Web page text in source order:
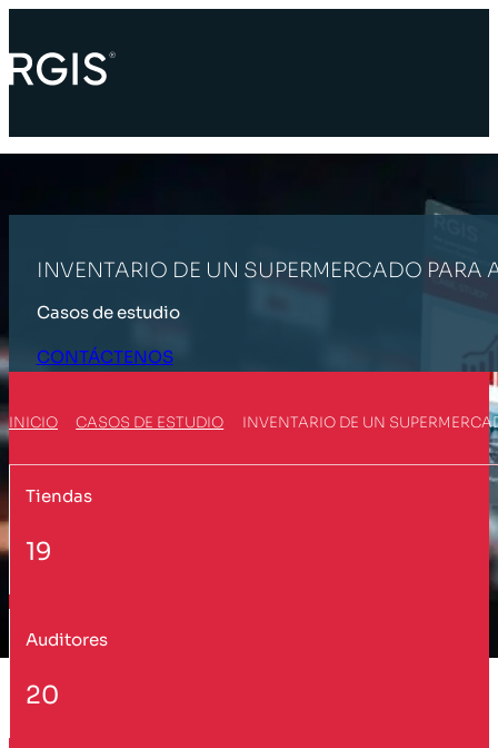
INVENTARIO DE UN SUPERMERCADO
Casos de estudio
CONTÁCTENOS
INICIO CASOS DE ESTUDIO INVENTARIO DE UN
Tiendas
19
Auditores
20